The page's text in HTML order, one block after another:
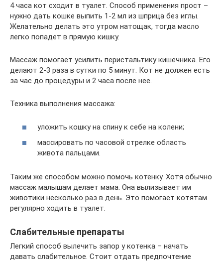
4 часа кот сходит в туалет. Способ применения прост –
нужно дать кошке выпить 1-2 мл из шприца без иглы.
Желательно делать это утром натощак, тогда масло
легко попадет в прямую кишку.
Массаж помогает усилить перистальтику кишечника. Его
делают 2-3 раза в сутки по 5 минут. Кот не должен есть
за час до процедуры и 2 часа после нее.
Техника выполнения массажа:
уложить кошку на спину к себе на колени;
массировать по часовой стрелке область
живота пальцами.
Таким же способом можно помочь котенку. Хотя обычно
массаж малышам делает мама. Она вылизывает им
животики несколько раз в день. Это помогает котятам
регулярно ходить в туалет.
Слабительные препараты
Легкий способ вылечить запор у котенка – начать
давать слабительное. Стоит отдать предпочтение